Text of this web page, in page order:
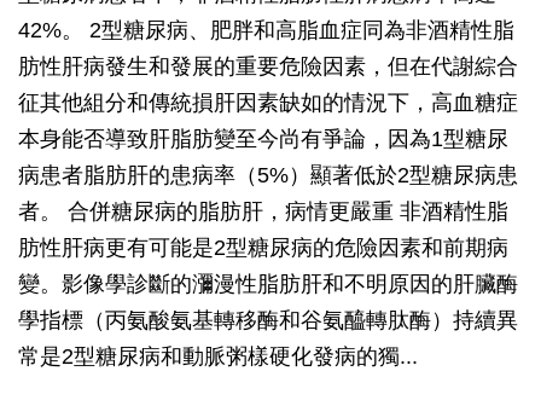
42%。 2型糖尿病、肥胖和高脂血症同為非酒精性脂
肪性肝病發生和發展的重要危險因素，但在代謝綜合
征其他組分和傳統損肝因素缺如的情況下，高血糖症
本身能否導致肝脂肪變至今尚有爭論，因為1型糖尿
病患者脂肪肝的患病率（5%）顯著低於2型糖尿病患
者。 合併糖尿病的脂肪肝，病情更嚴重 非酒精性脂
肪性肝病更有可能是2型糖尿病的危險因素和前期病
變。影像學診斷的瀰漫性脂肪肝和不明原因的肝臟酶
學指標（丙氨酸氨基轉移酶和谷氨醯轉肽酶）持續異
常是2型糖尿病和動脈粥樣硬化發病的獨...